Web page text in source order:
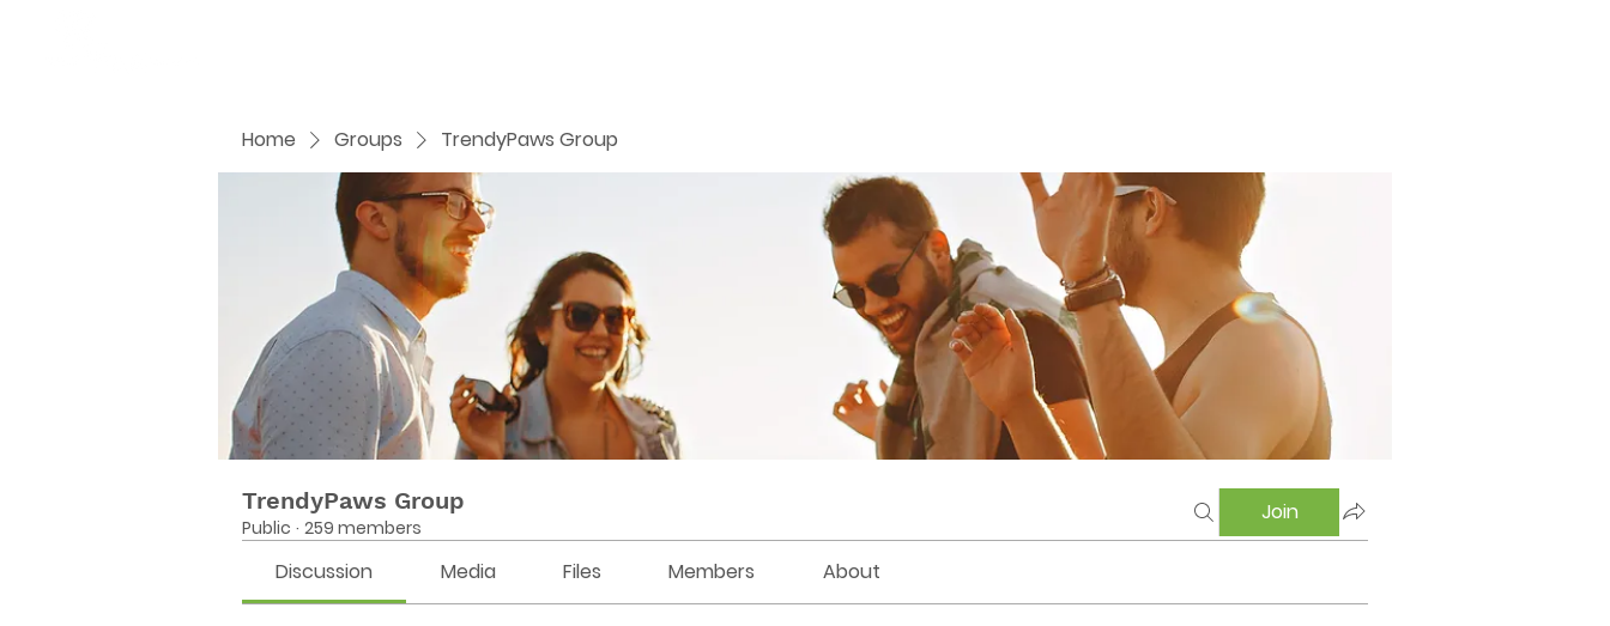
Home Groups TrendyPaws Group
TrendyPaws Group
Public · 259 members
Join
Discussion Media Files Members About